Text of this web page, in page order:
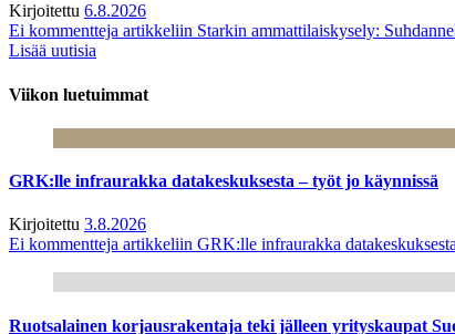
Kirjoitettu 6.8.2026
Ei kommentteja artikkeliin Starkin ammattilaiskysely:
Lisää uutisia
Viikon luetuimmat
GRK:lle infraurakka datakeskuksesta – työt jo käynnissä
Kirjoitettu 3.8.2026
Ei kommentteja artikkeliin GRK:lle infraurakka
Ruotsalainen korjausrakentaja teki jälleen yrityskaupat